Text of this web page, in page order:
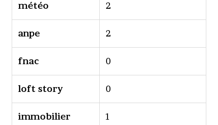
météo 2
anpe 2
fnac 0
loft story 0
immobilier 1